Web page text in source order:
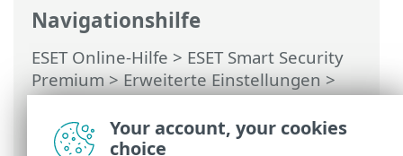
Navigationshilfe
ESET Online-Hilfe > ESET Smart Security
Premium>Erweiterte Einstellungen>
Schutzfunktionen>Web-Schutz>
Verwaltung von URL-Listen> Erstellen
einer neuen Adressliste
Your account, your cookies
choice